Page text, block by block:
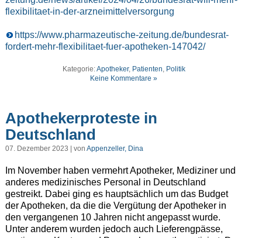
flexibilitaet-in-der-arzneimittelversorgung
https://www.pharmazeutische-zeitung.de/bundesrat-
fordert-mehr-flexibilitaet-fuer-apotheken-147042/
Kategorie:Apotheker, Patienten, Politik
Keine Kommentare »
Apothekerproteste in
Deutschland
07. Dezember 2023 | von Appenzeller, Dina
Im November haben vermehrt Apotheker, Mediziner und
anderes medizinisches Personal in Deutschland
gestreikt. Dabei ging es hauptsächlich um das Budget
der Apotheken, da die die Vergütung der Apotheker in
den vergangenen 10 Jahren nicht angepasst wurde.
Unter anderem wurden jedoch auch Lieferengpässe,